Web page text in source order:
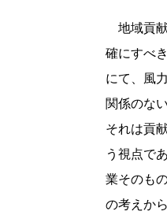
地域貢
確にすべ
にて、風
関係のな
それは貢
う視点で
業そのも
の考えか